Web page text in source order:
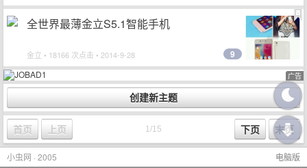
全世界最薄金立S5.1智能手机
金立 • 18166 次点击 • 2014-9-28 9
广告
电脑版
小虫网 · 2005